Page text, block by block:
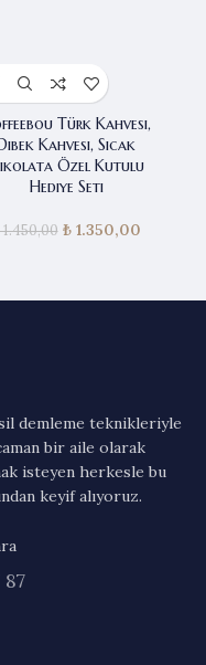
Türk Kahvesi,
Dibek Kahvesi, Sıcak
Özel Kutulu
Hediye Seti
1.450,00 Orijinal fiyat:
₺1.350,00
demleme teknikleriyle
bir aile olarak
isteyen herkesle bu
keyif alıyoruz.